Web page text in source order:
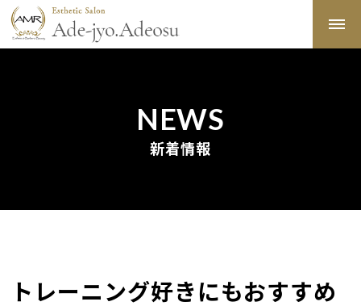
NEWS
新着情報
トレーニング好きにもおすすめ